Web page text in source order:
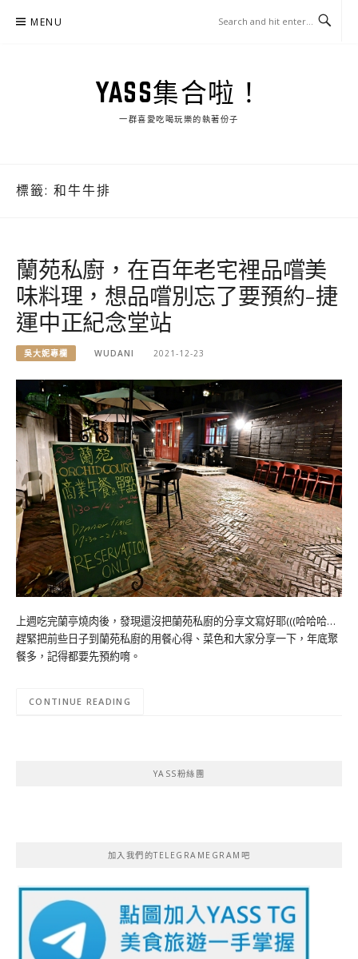
MENU
YASS集合啦！
一群喜愛吃喝玩樂的執著份子
標籤: 和牛牛排
蘭苑私廚，在百年老宅裡品嚐美
味料理，想品嚐別忘了要預約-捷
運中正紀念堂站
吳大妮專欄 WUDANI 2021-12-23
上週吃完蘭亭燒肉後，發現還沒把蘭苑私廚的分享文寫好耶(((哈哈哈…
趕緊把前些日子到蘭苑私廚的用餐心得、菜色和大家分享一下，年底聚
餐多，記得都要先預約唷。
CONTINUE READING
YASS粉絲團
加入我們的TELEGRAMEGRAM吧